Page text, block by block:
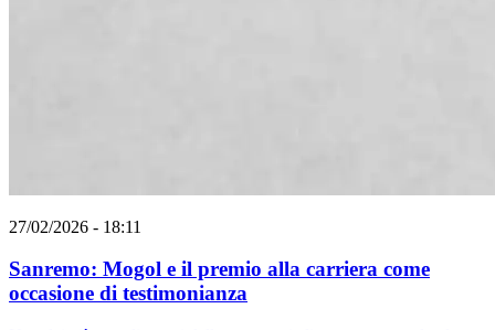
27/02/2026 - 18:11
Sanremo: Mogol e il premio alla carriera come
occasione di testimonianza